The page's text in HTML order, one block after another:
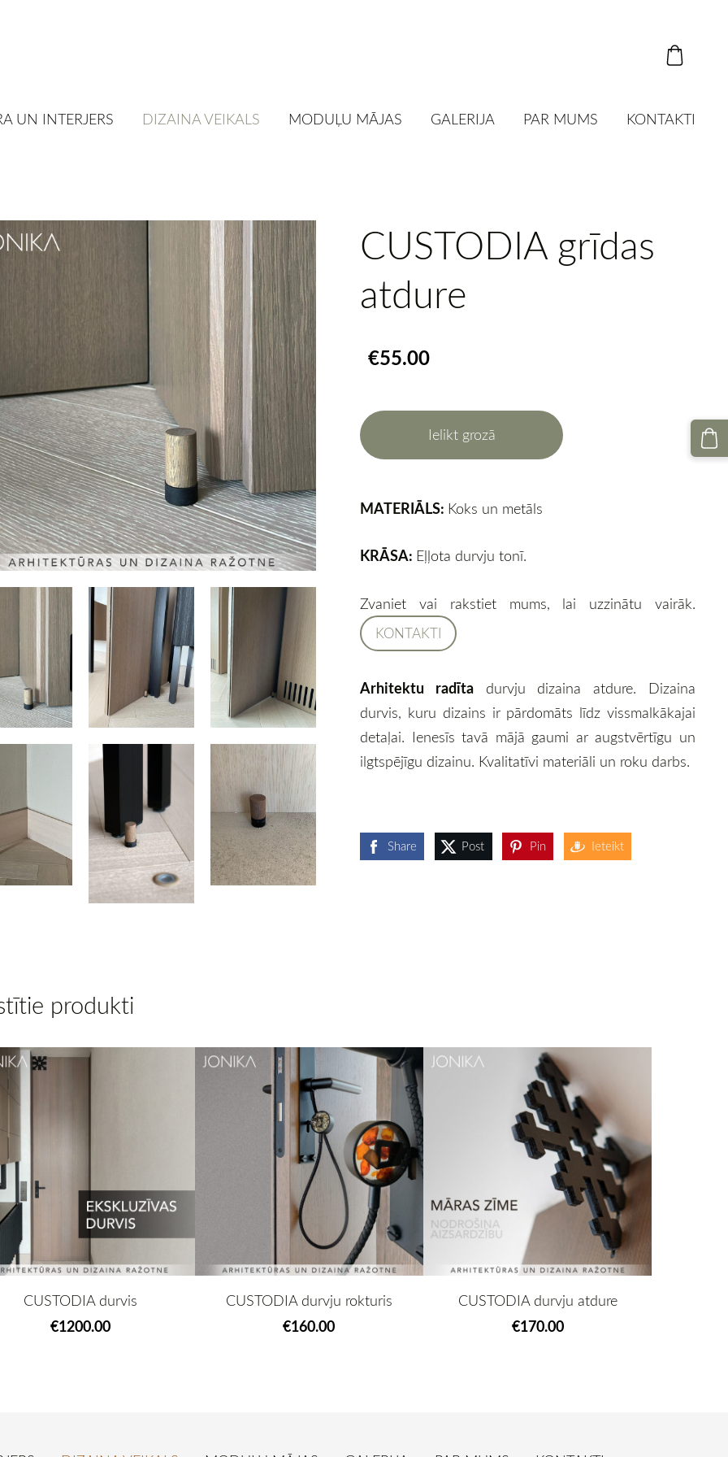
UN INTERJERS DIZAINA VEIKALS MODUĻU MĀJAS GALERIJA PAR MUMS KONTAKTI
CUSTODIA grīdas
atdure
€55.00
Ielikt grozā
MATERIĀLS: Koks un metāls
KRĀSA: Eļļota durvju tonī.
Zvaniet vai rakstiet mums, lai uzzinātu vairāk.
KONTAKTI
Arhitektu radītadurvju dizaina atdure. Dizaina
durvis, kuru dizains ir pārdomāts līdz vissmalkākajai
detaļai. Ienesīs tavā mājā gaumi ar augstvērtīgu un
ilgtspējīgu dizainu. Kvalitatīvi materiāli un roku darbs.
Share Post Pin Ieteikt
produkti
CUSTODIA durvis
€1200.00
CUSTODIA durvju rokturis
€160.00
CUSTODIA durvju atdure
€170.00